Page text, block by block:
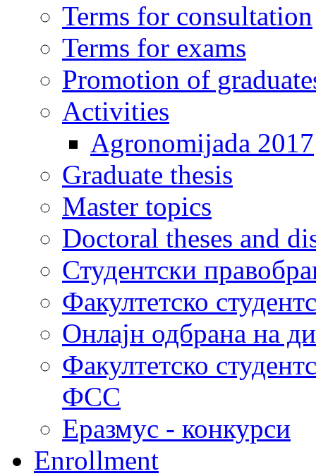
Terms for consultation
Terms for exams
Promotion of
Activities
Agronomijada 2017
Graduate thesis
Master topics
Doctoral theses and
Студентски
Факултетско
Онлајн одбрана на
Факултетско
ФСС
Еразмус - конкурси
Enrollment